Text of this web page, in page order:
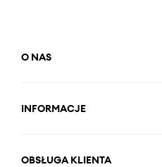
O NAS
INFORMACJE
OBSŁUGA KLIENTA